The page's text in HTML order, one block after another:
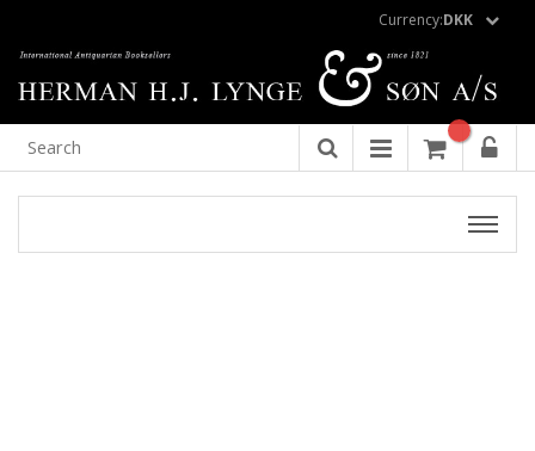
Currency:DKK